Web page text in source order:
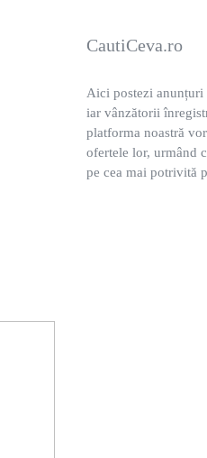
CautiCeva.ro
Aici postezi anunțuri
iar vânzătorii
platforma noastră
ofertele lor, urmând
pe cea mai potrivită